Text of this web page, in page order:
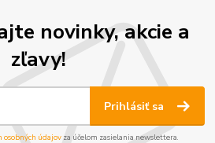
novinky, akcie a
zľavy!
Prihlásiť sa
osobných údajov za účelom zasielania newslettera.